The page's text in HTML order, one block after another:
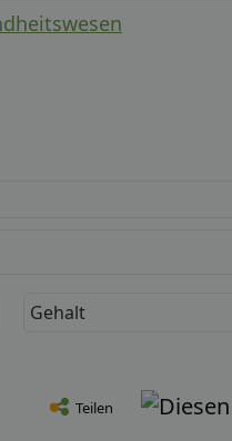
Gehalt
Teilen